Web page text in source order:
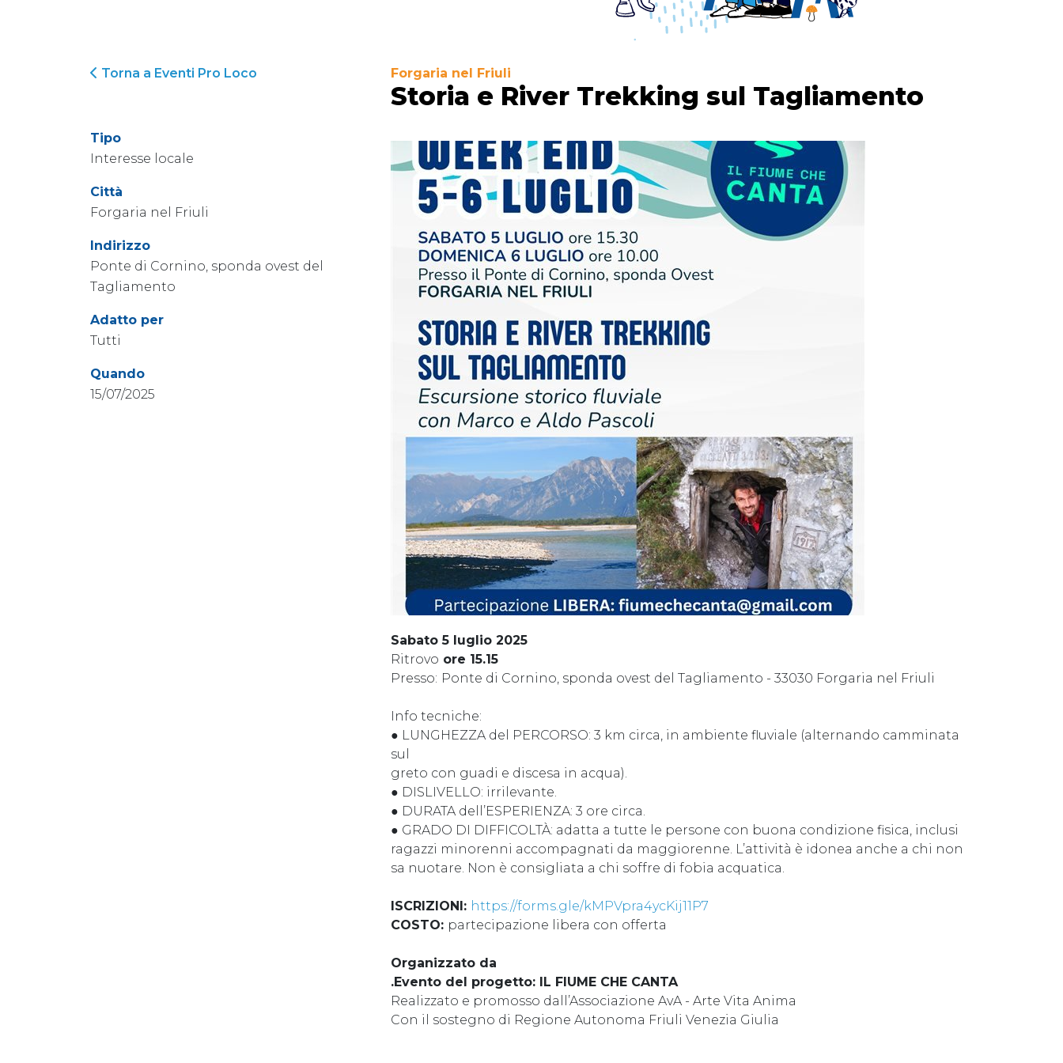
Torna a Eventi Pro Loco
Tipo
Interesse locale
Città
Forgaria nel Friuli
Indirizzo
Ponte di Cornino, sponda ovest del
Tagliamento
Adatto per
Tutti
Quando
15/07/2025
Forgaria nel Friuli
Storia e River Trekking sul Tagliamento
Sabato 5 luglio 2025
Ritrovo ore 15.15
Presso: Ponte di Cornino, sponda ovest del Tagliamento - 33030 Forgaria nel Friuli
Info tecniche:
● LUNGHEZZA del PERCORSO: 3 km circa, in ambiente fluviale (alternando camminata
sul
greto con guadi e discesa in acqua).
● DISLIVELLO: irrilevante.
● DURATA dell’ESPERIENZA: 3 ore circa.
● GRADO DI DIFFICOLTÀ: adatta a tutte le persone con buona condizione fisica, inclusi
ragazzi minorenni accompagnati da maggiorenne. L’attività è idonea anche a chi non
sa nuotare. Non è consigliata a chi soffre di fobia acquatica.
ISCRIZIONI: https://forms.gle/kMPVpra4ycKij11P7
COSTO: partecipazione libera con offerta
Organizzato da
.Evento del progetto: IL FIUME CHE CANTA
Realizzato e promosso dall’Associazione AvA - Arte Vita Anima
Con il sostegno di Regione Autonoma Friuli Venezia Giulia